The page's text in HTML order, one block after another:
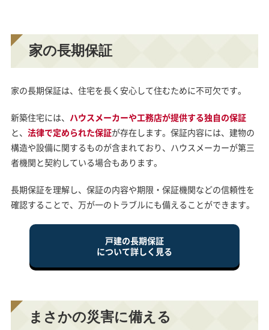
家の長期保証
家の長期保証は、住宅を長く安心して住むために不可欠です。
新築住宅には、 ハウスメーカーや工務店が提供する独自の保証
と、 法律で定められた保証が存在します。保証内容には、建物の
構造や設備に関するものが含まれており、ハウスメーカーが第三
者機関と契約している場合もあります。
長期保証を理解し、保証の内容や期限・保証機関などの信頼性を
確認することで、万が一のトラブルにも備えることができます。
戸建の長期保証
について詳しく見る
まさかの災害に備える